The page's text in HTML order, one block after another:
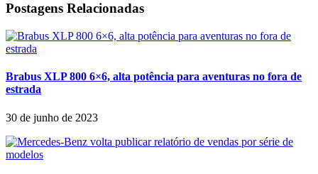
Postagens Relacionadas
Brabus XLP 800 6×6, alta potência para aventuras no fora de
estrada
30 de junho de 2023